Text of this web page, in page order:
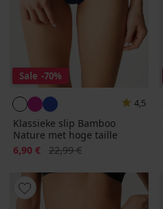
Sale -70%
4,5
Klassieke slip Bamboo
Nature met hoge taille
Korting
6,90 € Oorspronkelijke prijs
22,99 €